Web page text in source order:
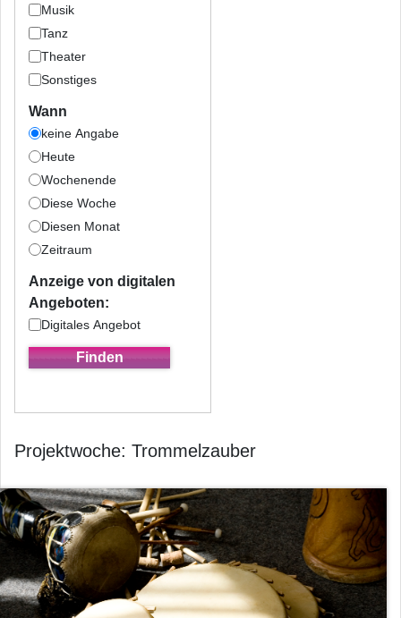
Musik
Tanz
Theater
Sonstiges
Wann
keine Angabe
Heute
Wochenende
Diese Woche
Diesen Monat
Zeitraum
Anzeige von digitalen
Angeboten:
Digitales Angebot
Projektwoche: Trommelzauber